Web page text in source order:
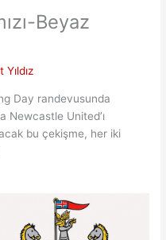
Beyaz
Yıldız
Day randevusunda
Newcastle United’ı
bu çekişme, her iki